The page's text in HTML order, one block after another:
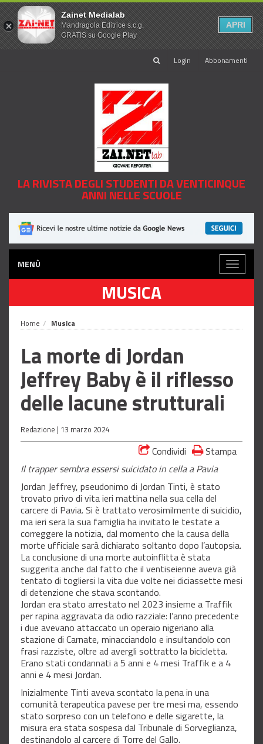
Login Abbonamenti
LA RIVISTA DEGLI STUDENTI DA VENTICINQUE
ANNI NELLE SCUOLE
MENÙ
Toggle
MUSICA
Home Musica
La morte di Jordan
Jeffrey Baby è il riflesso
delle lacune strutturali
Redazione | 13 marzo 2024
Condividi
Stampa
Il trapper sembra essersi suicidato in cella a Pavia
Jordan Jeffrey, pseudonimo di Jordan Tinti, è stato
trovato privo di vita ieri mattina nella sua cella del
carcere di Pavia. Si è trattato verosimilmente di suicidio,
ma ieri sera la sua famiglia ha invitato le testate a
correggere la notizia, dal momento che la causa della
morte ufficiale sarà dichiarato soltanto dopo l’autopsia.
La conclusione di una morte autoinflitta è stata
suggerita anche dal fatto che il ventiseienne aveva già
tentato di togliersi la vita due volte nei diciassette mesi
di detenzione che stava scontando.
Jordan era stato arrestato nel 2023 insieme a Traffik
per rapina aggravata da odio razziale: l’anno precedente
i due avevano attaccato un operaio nigeriano alla
stazione di Carnate, minacciandolo e insultandolo con
frasi razziste, oltre ad avergli sottratto la bicicletta.
Erano stati condannati a 5 anni e 4 mesi Traffik e a 4
anni e 4 mesi Jordan.
Inizialmente Tinti aveva scontato la pena in una
comunità terapeutica pavese per tre mesi ma, essendo
stato sorpreso con un telefono e delle sigarette, la
misura era stata sospesa dal Tribunale di Sorveglianza,
destinandolo al carcere di Torre del Gallo.
Zainet Medialab
Mandragola Editrice s.c.g.
GRATIS su Google Play
APRI